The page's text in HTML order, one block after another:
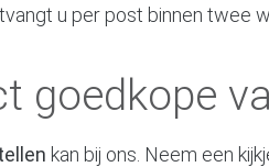
u per post binnen twee
goedkope
kan bij ons. Neem een